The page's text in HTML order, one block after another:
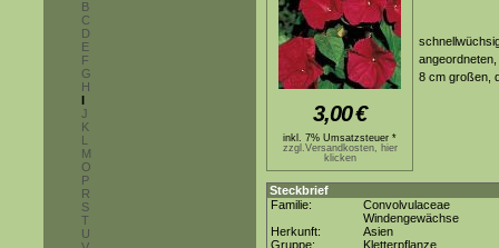
B
C
D
E
F
G
H
I
J
K
L
M
O
P
R
S
T
U
3,00€
inkl. 7% Umsatzsteuer *
zzgl.Versandkosten, hier
klicken
8 cm großen,
Steckbrief
Familie:
Convolvulaceae
Windengewächse
Herkunft:
Asien
Gruppe:
Kletterpflanze